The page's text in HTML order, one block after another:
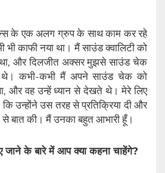
के एक अलग ग्रुप के साथ काम कर रहे
काफी नया था। मैं साउंड क्वालिटी को
और दिलजीत अक्सर मुझसे साउंड चेक
कभी-कभी मैं अपने साउंड चेक को
और वह उन्हें ध्यान से देखते थे। मेरे लिए
उन्होंने उस तरह से प्रतिक्रिया दी और
से बात की। मैं उनका बहुत आभारी हूँ।
जाने के बारे में आप क्या कहना चाहेंगे?